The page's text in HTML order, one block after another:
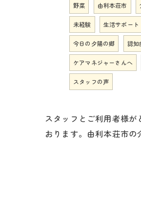
野菜 由利本荘市
未経験 生活サポート
今日の夕陽の郷 認知
ケアマネジャーさんへ
スタッフの声
スタッフとご利用者様
おります。由利本荘市の